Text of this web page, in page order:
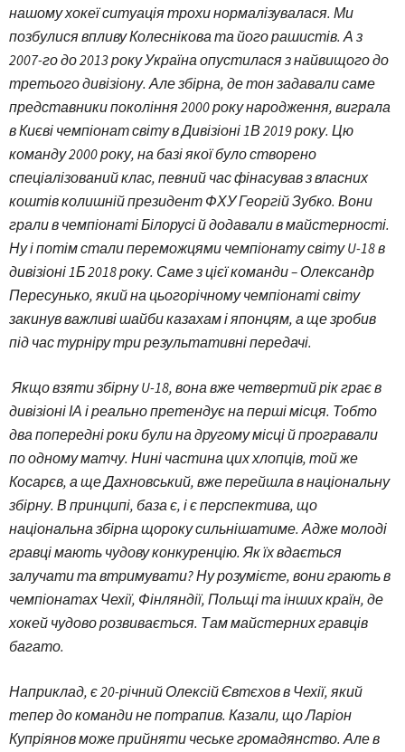
нашому хокеї ситуація трохи нормалізувалася. Ми
позбулися впливу Колеснікова та його рашистів. А з
2007-го до 2013 року Україна опустилася з найвищого до
третього дивізіону. Але збірна, де тон задавали саме
представники покоління 2000 року народження, виграла
в Києві чемпіонат світу в Дивізіоні 1В 2019 року. Цю
команду 2000 року, на базі якої було створено
спеціалізований клас, певний час фінасував з власних
коштів колишній президент ФХУ Георгій Зубко. Вони
грали в чемпіонаті Білорусі й додавали в майстерності.
Ну і потім стали переможцями чемпіонату світу U-18 в
дивізіоні 1Б 2018 року. Саме з цієї команди – Олександр
Пересунько, який на цьогорічному чемпіонаті світу
закинув важливі шайби казахам і японцям, а ще зробив
під час турніру три результативні передачі.
Якщо взяти збірну U-18, вона вже четвертий рік грає в
дивізіоні ІА і реально претендує на перші місця. Тобто
два попередні роки були на другому місці й програвали
по одному матчу. Нині частина цих хлопців, той же
Косарєв, а ще Дахновський, вже перейшла в національну
збірну. В принципі, база є, і є перспектива, що
національна збірна щороку сильнішатиме. Адже молоді
гравці мають чудову конкуренцію. Як їх вдається
залучати та втримувати? Ну розумієте, вони грають в
чемпіонатах Чехії, Фінляндії, Польщі та інших країн, де
хокей чудово розвивається. Там майстерних гравців
багато.
Наприклад, є 20-річний Олексій Євтєхов в Чехії, який
тепер до команди не потрапив. Казали, що Ларіон
Купріянов може прийняти чеське громадянство. Але в